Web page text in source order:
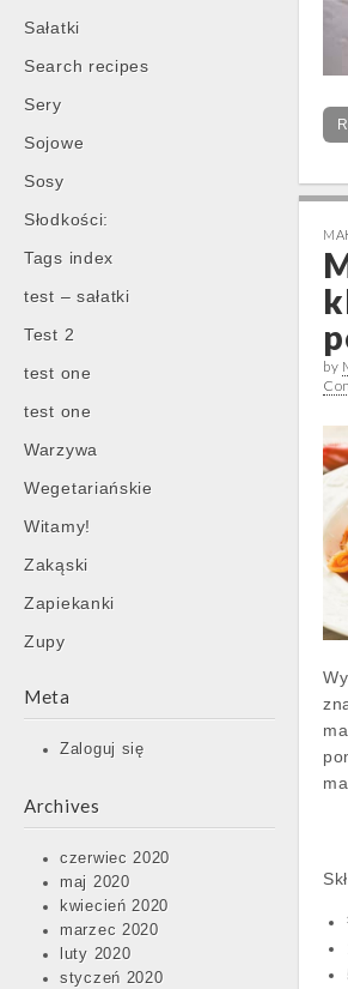
Sałatki
Search recipes
Sery
Sojowe
Sosy
Słodkości:
Tags index
test – sałatki
Test 2
test one
test one
Warzywa
Wegetariańskie
Witamy!
Zakąski
Zapiekanki
Zupy
Meta
Zaloguj się
Archives
czerwiec 2020
maj 2020
kwiecień 2020
marzec 2020
luty 2020
styczeń 2020
by